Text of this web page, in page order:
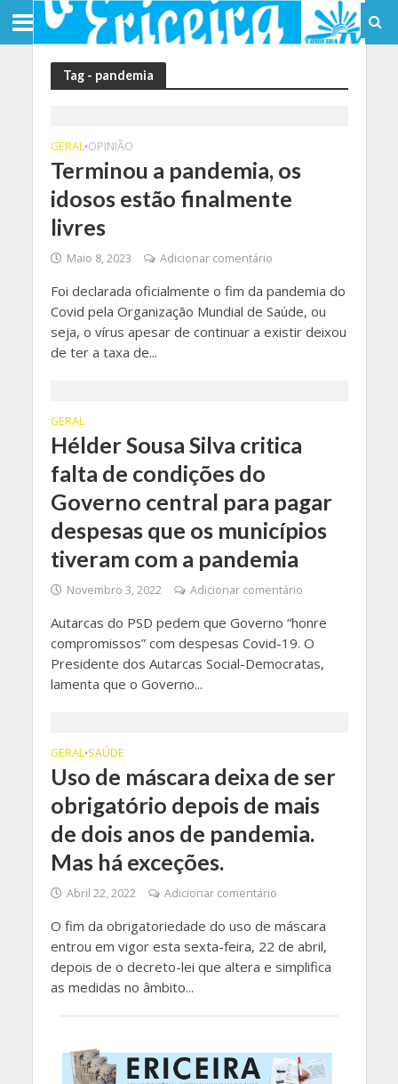
Tag - pandemia
GERAL•OPINIÃO
Terminou a pandemia, os
idosos estão finalmente
livres
Maio 8, 2023 Adicionar comentário
Foi declarada oficialmente o fim da pandemia do
Covid pela Organização Mundial de Saúde, ou
seja, o vírus apesar de continuar a existir deixou
de ter a taxa de...
GERAL
Hélder Sousa Silva critica
falta de condições do
Governo central para pagar
despesas que os municípios
tiveram com a pandemia
Novembro 3, 2022 Adicionar comentário
Autarcas do PSD pedem que Governo “honre
compromissos” com despesas Covid-19. O
Presidente dos Autarcas Social-Democratas,
lamenta que o Governo...
GERAL•SAÚDE
Uso de máscara deixa de ser
obrigatório depois de mais
de dois anos de pandemia.
Mas há exceções.
Abril 22, 2022 Adicionar comentário
O fim da obrigatoriedade do uso de máscara
entrou em vigor esta sexta-feira, 22 de abril,
depois de o decreto-lei que altera e simplifica
as medidas no âmbito...